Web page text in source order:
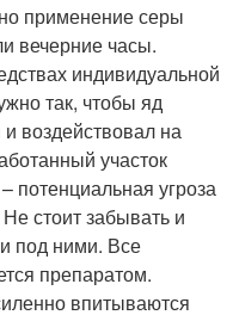
применение серы
вечерние часы.
индивидуальной
так, чтобы яд
воздействовал на
участок
потенциальная угроза
стоит забывать и
под ними. Все
препаратом.
впитываются